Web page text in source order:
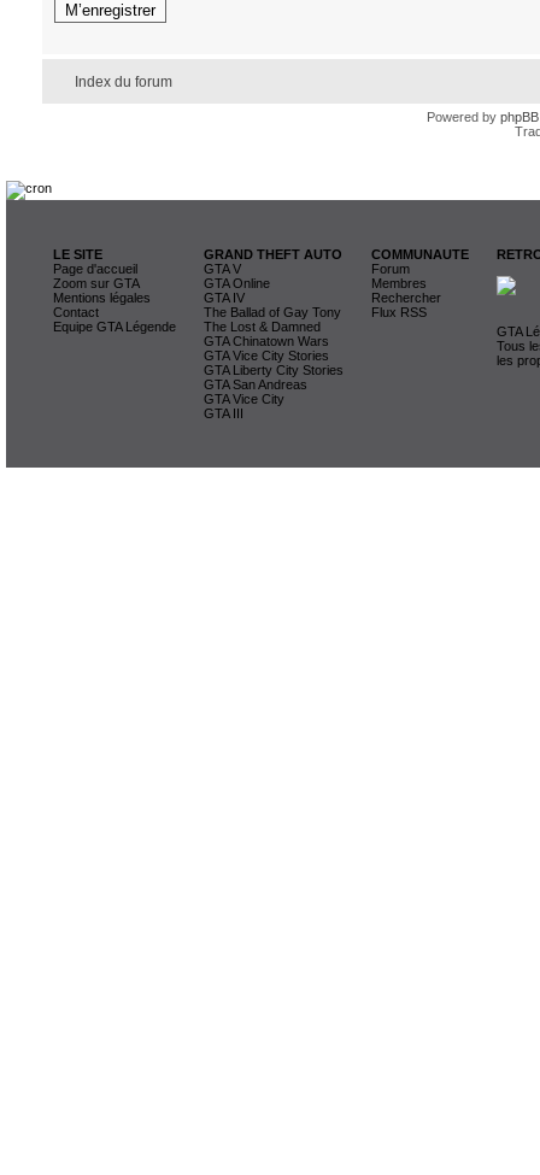
M’enregistrer
Index du forum
Powered by phpBB
LE SITE
Page d'accueil
Zoom sur GTA
Mentions légales
Contact
Equipe GTA Légende
GRAND THEFT AUTO
GTA V
GTA Online
GTA IV
The Ballad of Gay Tony
The Lost & Damned
GTA Chinatown Wars
GTA Vice City Stories
GTA Liberty City Stories
GTA San Andreas
GTA Vice City
GTA III
COMMUNAUTE
Forum
Membres
Rechercher
Flux RSS
GTA
Tous
les